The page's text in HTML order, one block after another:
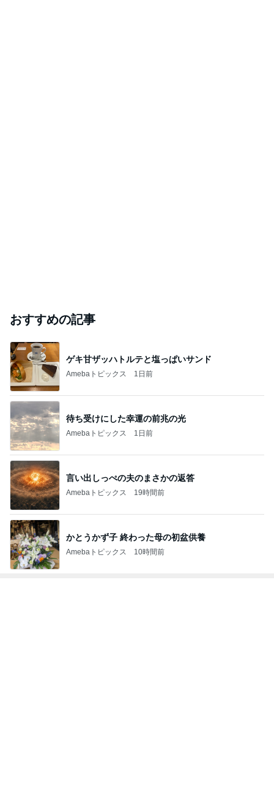
おすすめの記事
ゲキ甘ザッハトルテと塩っぱいサンド
Amebaトピックス 1日前
待ち受けにした幸運の前兆の光
Amebaトピックス 1日前
言い出しっぺの夫のまさかの返答
Amebaトピックス 19時間前
かとうかず子 終わった母の初盆供養
Amebaトピックス 10時間前